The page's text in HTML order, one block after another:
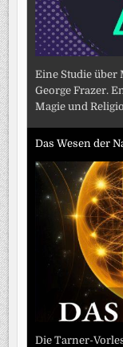
Eine Studie über
George Frazer.
Magie und
Das Wesen der
Die Tarner-